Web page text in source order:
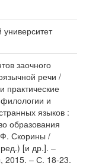
университет
заочного
речи /
практические
и
языков :
образования
Ф. Скорины /
[и др.]. –
2015. – С. 18-23.